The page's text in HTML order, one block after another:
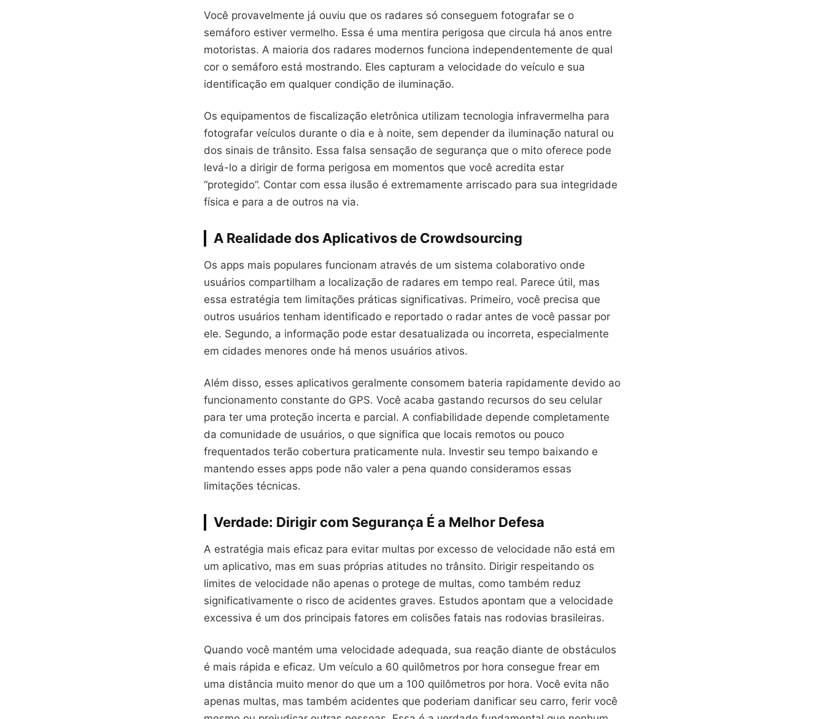
Você provavelmente já ouviu que os radares só conseguem fotografar se o
semáforo estiver vermelho. Essa é uma mentira perigosa que circula há anos entre
motoristas. A maioria dos radares modernos funciona independentemente de qual
cor o semáforo está mostrando. Eles capturam a velocidade do veículo e sua
identificação em qualquer condição de iluminação.
Os equipamentos de fiscalização eletrônica utilizam tecnologia infravermelha para
fotografar veículos durante o dia e à noite, sem depender da iluminação natural ou
dos sinais de trânsito. Essa falsa sensação de segurança que o mito oferece pode
levá-lo a dirigir de forma perigosa em momentos que você acredita estar
“protegido”. Contar com essa ilusão é extremamente arriscado para sua integridade
física e para a de outros na via.
A Realidade dos Aplicativos de Crowdsourcing
Os apps mais populares funcionam através de um sistema colaborativo onde
usuários compartilham a localização de radares em tempo real. Parece útil, mas
essa estratégia tem limitações práticas significativas. Primeiro, você precisa que
outros usuários tenham identificado e reportado o radar antes de você passar por
ele. Segundo, a informação pode estar desatualizada ou incorreta, especialmente
em cidades menores onde há menos usuários ativos.
Além disso, esses aplicativos geralmente consomem bateria rapidamente devido ao
funcionamento constante do GPS. Você acaba gastando recursos do seu celular
para ter uma proteção incerta e parcial. A confiabilidade depende completamente
da comunidade de usuários, o que significa que locais remotos ou pouco
frequentados terão cobertura praticamente nula. Investir seu tempo baixando e
mantendo esses apps pode não valer a pena quando consideramos essas
limitações técnicas.
Verdade: Dirigir com Segurança É a Melhor Defesa
A estratégia mais eficaz para evitar multas por excesso de velocidade não está em
um aplicativo, mas em suas próprias atitudes no trânsito. Dirigir respeitando os
limites de velocidade não apenas o protege de multas, como também reduz
significativamente o risco de acidentes graves. Estudos apontam que a velocidade
excessiva é um dos principais fatores em colisões fatais nas rodovias brasileiras.
Quando você mantém uma velocidade adequada, sua reação diante de obstáculos
é mais rápida e eficaz. Um veículo a 60 quilômetros por hora consegue frear em
uma distância muito menor do que um a 100 quilômetros por hora. Você evita não
apenas multas, mas também acidentes que poderiam danificar seu carro, ferir você